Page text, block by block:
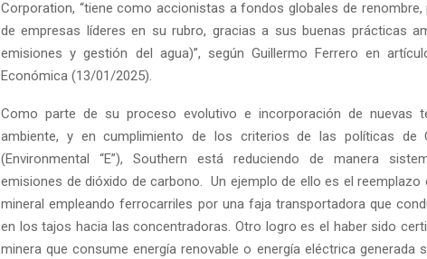
Corporation, “tiene como accionistas a fondos globales de renombre,
de empresas líderes en su rubro, gracias a sus buenas prácticas
emisiones y gestión del agua)”, según Guillermo Ferrero en
Económica (13/01/2025).
Como parte de su proceso evolutivo e incorporación de nuevas
ambiente, y en cumplimiento de los criterios de las políticas de
(Environmental “E”), Southern está reduciendo de manera
emisiones de dióxido de carbono. Un ejemplo de ello es el reemplazo
mineral empleando ferrocarriles por una faja transportadora que
en los tajos hacia las concentradoras. Otro logro es el haber sido
minera que consume energía renovable o energía eléctrica generada